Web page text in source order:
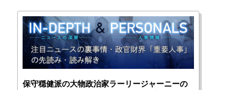
保守穏健派の大物政治家ラーリージャーニーの